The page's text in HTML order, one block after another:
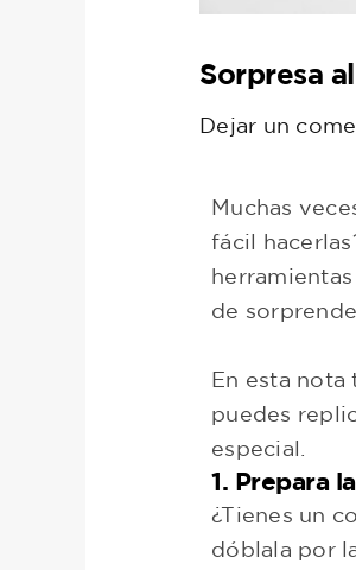
Sorpresa
Dejar un
Muchas
fácil
de
En esta nota
puedes
especial.
1. Prepara
¿Tienes un
dóblala por